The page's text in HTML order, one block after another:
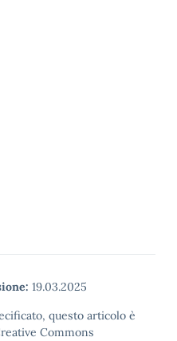
19.03.2025
questo articolo è
Commons